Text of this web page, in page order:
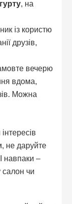
, на
із користю
друзів,
вечерю
вдома,
Можна
не даруйте
навпаки –
салон чи